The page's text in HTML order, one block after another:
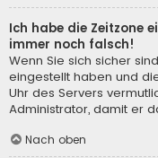
Ich habe die Zeitzone
immer noch falsch!
Wenn Sie sich sicher
eingestellt haben und
Uhr des Servers
Administrator, damit er
Nach oben